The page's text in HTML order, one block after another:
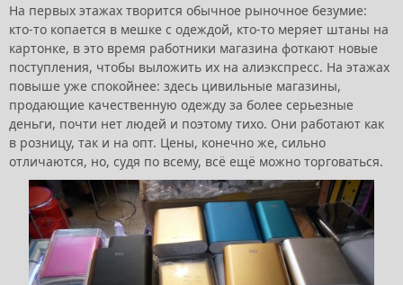
На первых этажах творится обычное рыночное безумие:
кто-то копается в мешке с одеждой, кто-то меряет штаны на
картонке, в это время работники магазина фоткают новые
поступления, чтобы выложить их на алиэкспресс. На этажах
повыше уже спокойнее: здесь цивильные магазины,
продающие качественную одежду за более серьезные
деньги, почти нет людей и поэтому тихо. Они работают как
в розницу, так и на опт. Цены, конечно же, сильно
отличаются, но, судя по всему, всё ещё можно торговаться.